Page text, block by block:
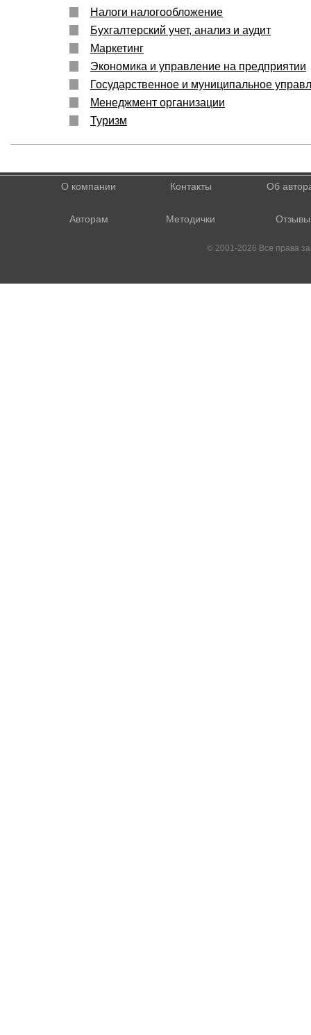
Налоги налогообложение
Бухгалтерский учет, анализ и аудит
Маркетинг
Экономика и управление на предприятии
Государственное и муниципальное
Менеджмент организации
Туризм
О компании Контакты Об
Авторам Методички Отзывы
© 2001-2026 Все права